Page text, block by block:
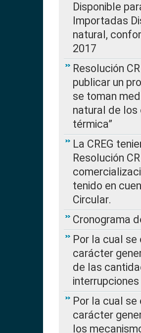
Disponible
Importadas
natural,
2017
Resolución
publicar un
se toman
natural de los
térmica”
La CREG
Resolución
tenido en
Circular.
Cronograma
Por la cual
carácter
de las
Por la cual
carácter
los